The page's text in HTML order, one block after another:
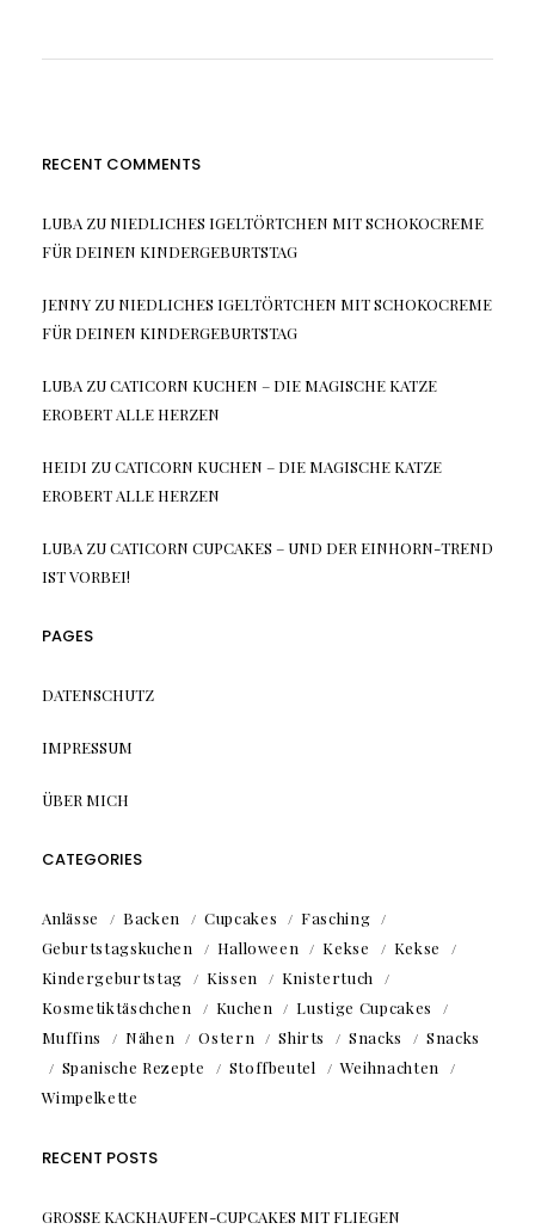
RECENT COMMENTS
LUBAZU NIEDLICHES IGELTÖRTCHEN MIT SCHOKOCREME
FÜR DEINEN KINDERGEBURTSTAG
JENNYZU NIEDLICHES IGELTÖRTCHEN MIT SCHOKOCREME
FÜR DEINEN KINDERGEBURTSTAG
LUBAZUCATICORN KUCHEN – DIE MAGISCHE KATZE
EROBERT ALLE HERZEN
HEIDI ZUCATICORN KUCHEN – DIE MAGISCHE KATZE
EROBERT ALLE HERZEN
LUBAZUCATICORN CUPCAKES – UND DER EINHORN-TREND
IST VORBEI!
PAGES
DATENSCHUTZ
IMPRESSUM
ÜBER MICH
CATEGORIES
Anlässe Backen Cupcakes
Fasching
Geburtstagskuchen
Halloween Kekse
Kekse
Kindergeburtstag
Kissen
Knistertuch
Kosmetiktäschchen
Kuchen
Lustige Cupcakes
Muffins
Nähen Ostern Shirts Snacks
Snacks
Spanische Rezepte
Stoffbeutel
Weihnachten
Wimpelkette
RECENT POSTS
GROSSE KACKHAUFEN-CUPCAKES MIT FLIEGEN